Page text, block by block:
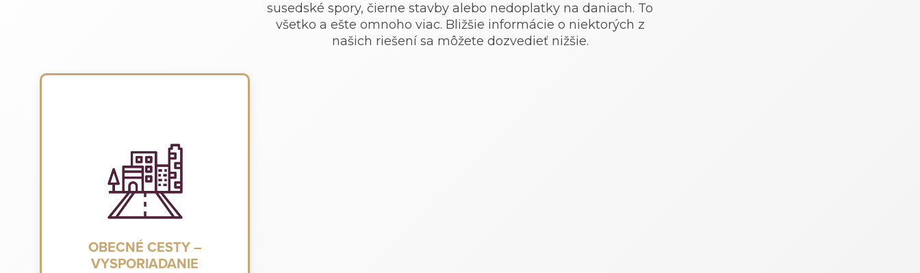
susedské spory, čierne stavby alebo nedoplatky na daniach. To
všetko a ešte omnoho viac. Bližšie informácie o niektorých z
našich riešení sa môžete dozvedieť nižšie.
OBECNÉ CESTY –
VYSPORIADANIE